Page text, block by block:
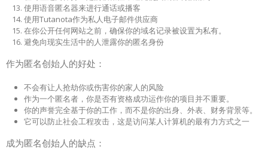
使用语音匿名器来进行通话或播客
使用Tutanota作为私人电子邮件供应商
在你公开任何网站之前，确保你的域名记录被设置为私有。
避免向现实生活中的人泄露你的匿名身份
作为匿名创始人的好处：
不会有让人抢劫你或伤害你的家人的风险
作为一个匿名者，你是否有资格成功运作你的项目并不重要。
你的声誉完全基于你的工作，而不是你的出身、外表、财务背景等。
它可以防止社会工程攻击，这是访问某人计算机的最有力方式之一
成为匿名创始人的缺点：